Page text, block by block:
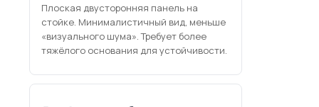
Плоская двусторонняя панель на
стойке. Минималистичный вид, меньше
«визуального шума». Требует более
тяжёлого основания для устойчивости.